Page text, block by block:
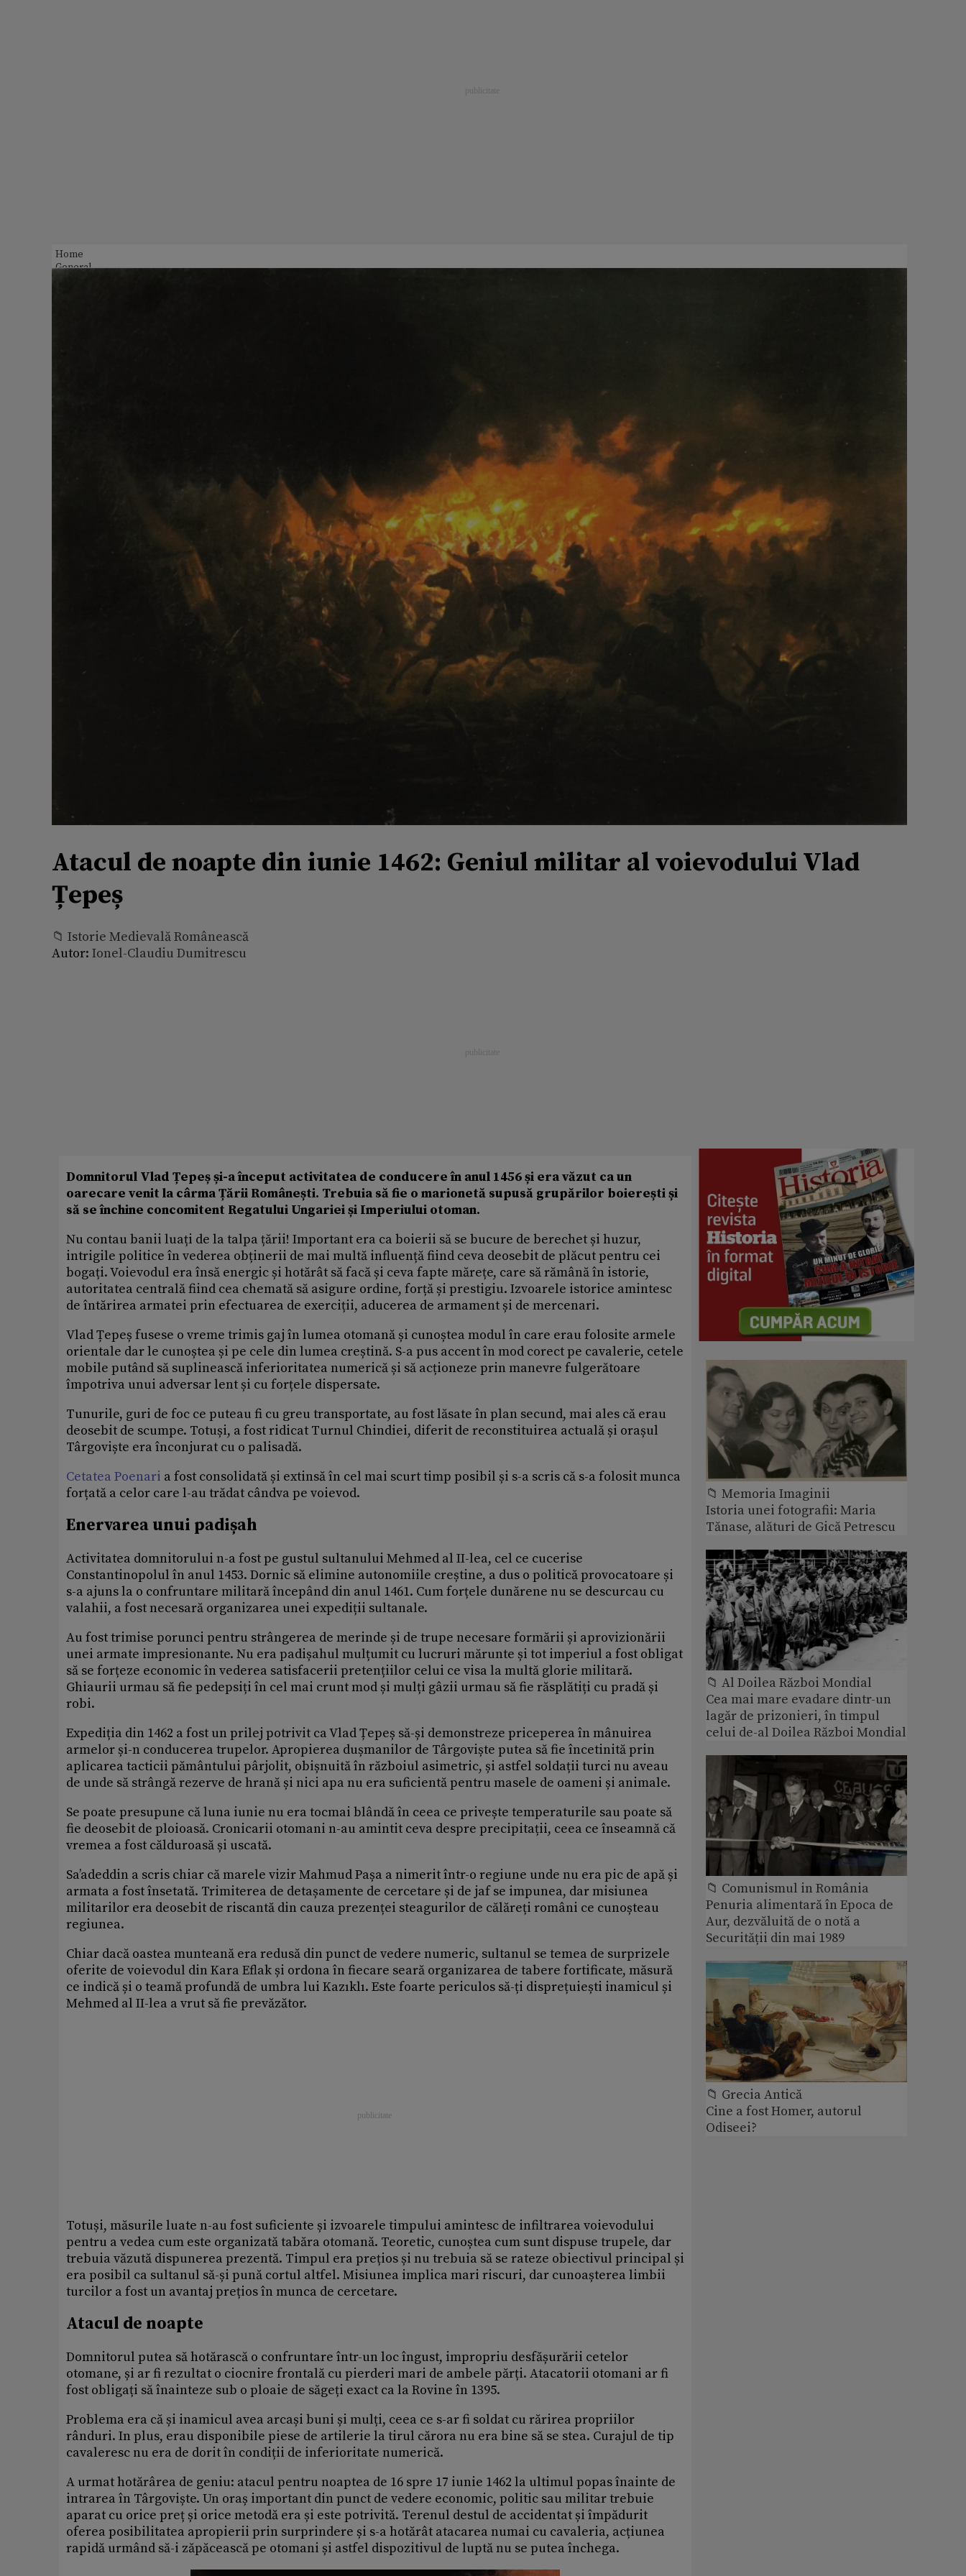
Home
General
Atacul de noapte din iunie 1462: Geniul militar al voievodului Vlad
Țepeș
📁 Istorie Medievală Românească
Autor: Ionel-Claudiu Dumitrescu
Domnitorul Vlad Țepeș și-a început activitatea de conducere în anul 1456 și era văzut ca un
oarecare venit la cârma Țării Românești. Trebuia să fie o marionetă supusă grupărilor boierești și
să se închine concomitent Regatului Ungariei și Imperiului otoman.
Nu contau banii luați de la talpa țării! Important era ca boierii să se bucure de berechet și huzur,
intrigile politice în vederea obținerii de mai multă influență fiind ceva deosebit de plăcut pentru cei
bogați. Voievodul era însă energic și hotărât să facă și ceva fapte mărețe, care să rămână în istorie,
autoritatea centrală fiind cea chemată să asigure ordine, forță și prestigiu. Izvoarele istorice amintesc
de întărirea armatei prin efectuarea de exerciții, aducerea de armament și de mercenari.
Vlad Țepeș fusese o vreme trimis gaj în lumea otomană și cunoștea modul în care erau folosite armele
orientale dar le cunoștea și pe cele din lumea creștină. S-a pus accent în mod corect pe cavalerie, cetele
mobile putând să suplinească inferioritatea numerică și să acționeze prin manevre fulgerătoare
împotriva unui adversar lent și cu forțele dispersate.
Tunurile, guri de foc ce puteau fi cu greu transportate, au fost lăsate în plan secund, mai ales că erau
deosebit de scumpe. Totuși, a fost ridicat Turnul Chindiei, diferit de reconstituirea actuală și orașul
Târgoviște era înconjurat cu o palisadă.
Cetatea Poenari a fost consolidată și extinsă în cel mai scurt timp posibil și s-a scris că s-a folosit munca
forțată a celor care l-au trădat cândva pe voievod.
Enervarea unui padișah
Activitatea domnitorului n-a fost pe gustul sultanului Mehmed al II-lea, cel ce cucerise
Constantinopolul în anul 1453. Dornic să elimine autonomiile creștine, a dus o politică provocatoare și
s-a ajuns la o confruntare militară începând din anul 1461. Cum forțele dunărene nu se descurcau cu
valahii, a fost necesară organizarea unei expediții sultanale.
Au fost trimise porunci pentru strângerea de merinde și de trupe necesare formării și aprovizionării
unei armate impresionante. Nu era padișahul mulțumit cu lucruri mărunte și tot imperiul a fost obligat
să se forțeze economic în vederea satisfacerii pretențiilor celui ce visa la multă glorie militară.
Ghiaurii urmau să fie pedepsiți în cel mai crunt mod și mulți gâzii urmau să fie răsplătiți cu pradă și
robi.
Expediția din 1462 a fost un prilej potrivit ca Vlad Țepeș să-și demonstreze priceperea în mânuirea
armelor și-n conducerea trupelor. Apropierea dușmanilor de Târgoviște putea să fie încetinită prin
aplicarea tacticii pământului pârjolit, obișnuită în războiul asimetric, și astfel soldații turci nu aveau
de unde să strângă rezerve de hrană și nici apa nu era suficientă pentru masele de oameni și animale.
Se poate presupune că luna iunie nu era tocmai blândă în ceea ce privește temperaturile sau poate să
fie deosebit de ploioasă. Cronicarii otomani n-au amintit ceva despre precipitații, ceea ce înseamnă că
vremea a fost călduroasă și uscată.
Sa’adeddin a scris chiar că marele vizir Mahmud Pașa a nimerit într-o regiune unde nu era pic de apă și
armata a fost însetată. Trimiterea de detașamente de cercetare și de jaf se impunea, dar misiunea
militarilor era deosebit de riscantă din cauza prezenței steagurilor de călăreți români ce cunoșteau
regiunea.
Chiar dacă oastea munteană era redusă din punct de vedere numeric, sultanul se temea de surprizele
oferite de voievodul din Kara Eflak și ordona în fiecare seară organizarea de tabere fortificate, măsură
ce indică și o teamă profundă de umbra lui Kazıklı. Este foarte periculos să-ți disprețuiești inamicul și
Mehmed al II-lea a vrut să fie prevăzător.
Totuși, măsurile luate n-au fost suficiente și izvoarele timpului amintesc de infiltrarea voievodului
pentru a vedea cum este organizată tabăra otomană. Teoretic, cunoștea cum sunt dispuse trupele, dar
trebuia văzută dispunerea prezentă. Timpul era prețios și nu trebuia să se rateze obiectivul principal și
era posibil ca sultanul să-și pună cortul altfel. Misiunea implica mari riscuri, dar cunoașterea limbii
turcilor a fost un avantaj prețios în munca de cercetare.
Atacul de noapte
Domnitorul putea să hotărască o confruntare într-un loc îngust, impropriu desfășurării cetelor
otomane, și ar fi rezultat o ciocnire frontală cu pierderi mari de ambele părți. Atacatorii otomani ar fi
fost obligați să înainteze sub o ploaie de săgeți exact ca la Rovine în 1395.
Problema era că și inamicul avea arcași buni și mulți, ceea ce s-ar fi soldat cu rărirea propriilor
rânduri. In plus, erau disponibile piese de artilerie la tirul cărora nu era bine să se stea. Curajul de tip
cavaleresc nu era de dorit în condiții de inferioritate numerică.
A urmat hotărârea de geniu: atacul pentru noaptea de 16 spre 17 iunie 1462 la ultimul popas înainte de
intrarea în Târgoviște. Un oraș important din punct de vedere economic, politic sau militar trebuie
aparat cu orice preț și orice metodă era și este potrivită. Terenul destul de accidentat și împădurit
oferea posibilitatea apropierii prin surprindere și s-a hotărât atacarea numai cu cavaleria, acțiunea
rapidă urmând să-i zăpăcească pe otomani și astfel dispozitivul de luptă nu se putea închega.
📁 Memoria Imaginii
Istoria unei fotografii: Maria
Tănase, alături de Gică Petrescu
📁 Al Doilea Război Mondial
Cea mai mare evadare dintr-un
lagăr de prizonieri, în timpul
celui de-al Doilea Război Mondial
📁 Comunismul in România
Penuria alimentară în Epoca de
Aur, dezvăluită de o notă a
Securității din mai 1989
📁 Grecia Antică
Cine a fost Homer, autorul
Odiseei?